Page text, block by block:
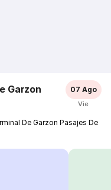
Garzon 07 Ago
Vie
De Garzon Pasajes De